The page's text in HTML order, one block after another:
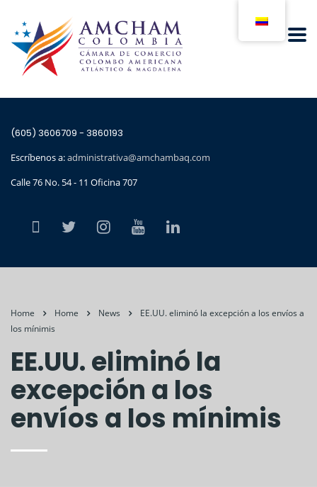
(605) 3606709 - 3860193
Escríbenos a:administrativa@amchambaq.com
Calle 76 No. 54 - 11 Oficina 707
Home Home News
EE.UU. eliminó la excepción a los envíos a
los mínimis
EE.UU. eliminó la
excepción a los
envíos a los mínimis